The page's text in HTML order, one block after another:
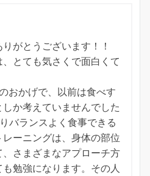
がとうございます！！
、とても気さくで面白くて
おかげで、以前は食べす
か考えていませんでした
バランスよく食事できる
ーニングは、身体の部位
さまざまなアプローチ方
勉強になります。その人